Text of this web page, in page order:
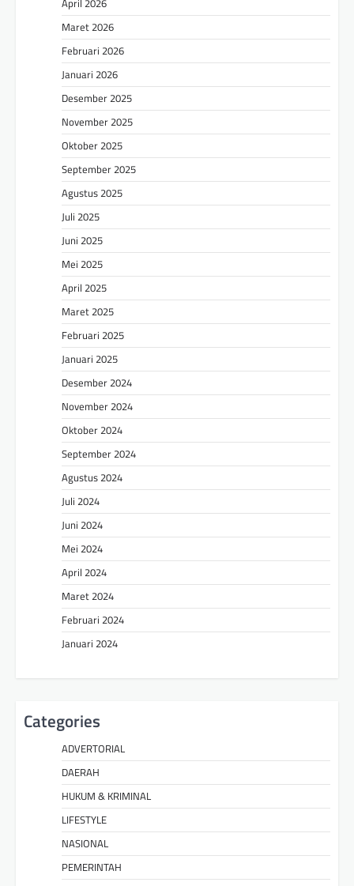
April 2026
Maret 2026
Februari 2026
Januari 2026
Desember 2025
November 2025
Oktober 2025
September 2025
Agustus 2025
Juli 2025
Juni 2025
Mei 2025
April 2025
Maret 2025
Februari 2025
Januari 2025
Desember 2024
November 2024
Oktober 2024
September 2024
Agustus 2024
Juli 2024
Juni 2024
Mei 2024
April 2024
Maret 2024
Februari 2024
Januari 2024
Categories
ADVERTORIAL
DAERAH
HUKUM & KRIMINAL
LIFESTYLE
NASIONAL
PEMERINTAH